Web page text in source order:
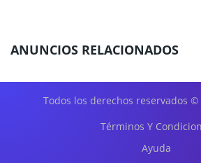
ANUNCIOS RELACIONADOS
Todos los derechos reservados ©
Términos Y
Ayuda